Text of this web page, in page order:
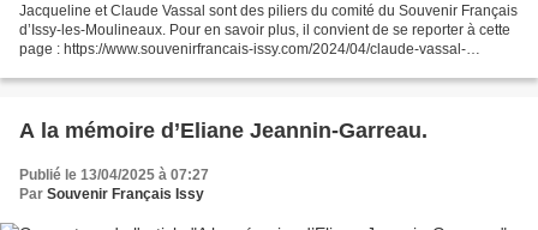
Jacqueline et Claude Vassal sont des piliers du comité du Souvenir Français
d’Issy-les-Moulineaux. Pour en savoir plus, il convient de se reporter à cette
page : https://www.souvenirfrancais-issy.com/2024/04/claude-vassal-
A la mémoire d’Eliane Jeannin-Garreau.
Publié le 13/04/2025 à 07:27
Par Souvenir Français Issy